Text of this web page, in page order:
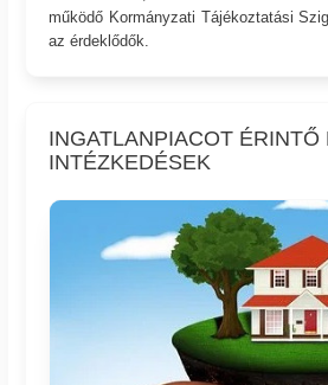
működő Kormányzati Tájékoztatási
az érdeklődők.
INGATLANPIACOT ÉRINTŐ
INTÉZKEDÉSEK